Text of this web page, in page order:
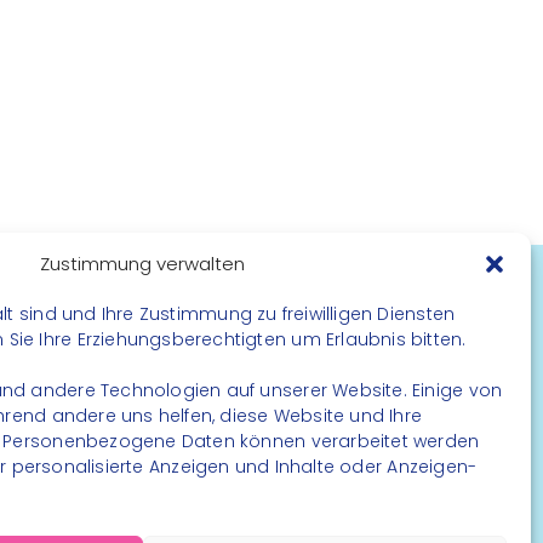
Zustimmung verwalten
sind und Ihre Zustimmung zu freiwilligen Diensten
Ihre Erziehungsberechtigten um Erlaubnis bitten.
andere Technologien auf unserer Website. Einige von
andere uns helfen, diese Website und Ihre
Daten können verarbeitet werden
personalisierte Anzeigen und Inhalte oder Anzeigen-
FOLGE UNS
Instagram
Facebook